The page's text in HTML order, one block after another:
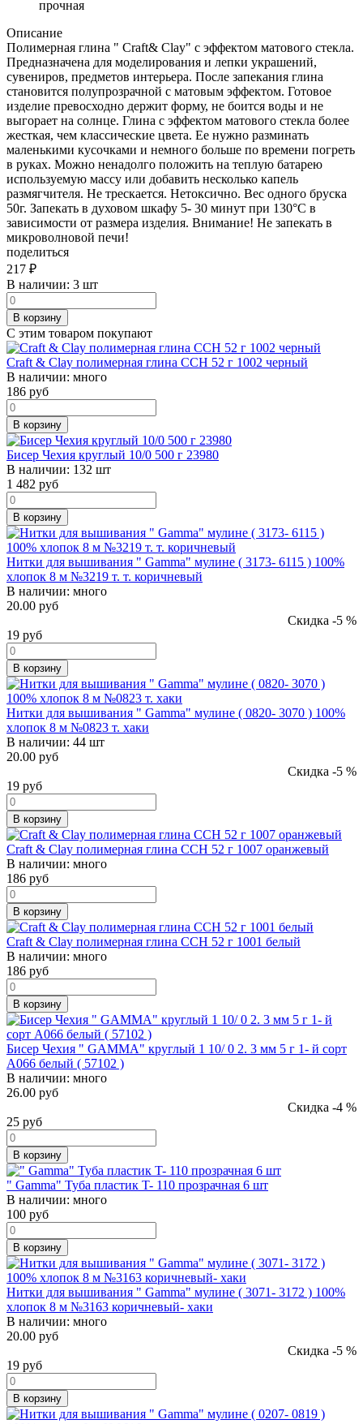
прочная
Описание
Полимерная глина " Craft& Clay" с эффектом матового стекла.
Предназначена для моделирования и лепки украшений,
сувениров, предметов интерьера. После запекания глина
становится полупрозрачной с матовым эффектом. Готовое
изделие превосходно держит форму, не боится воды и не
выгорает на солнце. Глина с эффектом матового стекла более
жесткая, чем классические цвета. Ее нужно разминать
маленькими кусочками и немного больше по времени погреть
в руках. Можно ненадолго положить на теплую батарею
используемую массу или добавить несколько капель
размягчителя. Не трескается. Нетоксично. Вес одного бруска
50г. Запекать в духовом шкафу 5- 30 минут при 130°C в
зависимости от размера изделия. Внимание! Не запекать в
микроволновой печи!
поделиться
217 ₽
В наличии: 3 шт
В корзину
С этим товаром покупают
Craft & Clay полимерная глина CCH 52 г 1002 черный
В наличии: много
186 руб
В корзину
Бисер Чехия круглый 10/0 500 г 23980
В наличии: 132 шт
1 482 руб
В корзину
Нитки для вышивания " Gamma" мулине ( 3173- 6115 ) 100%
хлопок 8 м №3219 т. т. коричневый
В наличии: много
20.00 руб
Скидка -5 %
19 руб
В корзину
Нитки для вышивания " Gamma" мулине ( 0820- 3070 ) 100%
хлопок 8 м №0823 т. хаки
В наличии: 44 шт
20.00 руб
Скидка -5 %
19 руб
В корзину
Craft & Clay полимерная глина CCH 52 г 1007 оранжевый
В наличии: много
186 руб
В корзину
Craft & Clay полимерная глина CCH 52 г 1001 белый
В наличии: много
186 руб
В корзину
Бисер Чехия " GAMMA" круглый 1 10/ 0 2. 3 мм 5 г 1- й сорт
A066 белый ( 57102 )
В наличии: много
26.00 руб
Скидка -4 %
25 руб
В корзину
" Gamma" Туба пластик T- 110 прозрачная 6 шт
В наличии: много
100 руб
В корзину
Нитки для вышивания " Gamma" мулине ( 3071- 3172 ) 100%
хлопок 8 м №3163 коричневый- хаки
В наличии: много
20.00 руб
Скидка -5 %
19 руб
В корзину